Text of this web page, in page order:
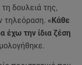
δουλειά της,
τηλεόραση. «Κάθε
έχω την ίδια ζέση